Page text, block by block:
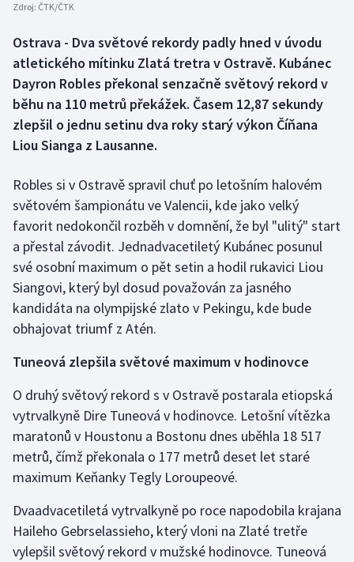
Biatlon
Boby a skeleton
Box
Curling
Florbal
Futsal
Gymnastika
Házená
Jezdectví
Judo
Krasobruslení
Lezení
Lyže a snowboard
Aplikace ČT sport
AZ kvíz
Zdroj: ČTK/ČTK
Ostrava - Dva světové rekordy padly hned v úvodu
atletického mítinku Zlatá tretra v Ostravě. Kubánec
Dayron Robles překonal senzačně světový rekord v
běhu na 110 metrů překážek. Časem 12,87 sekundy
zlepšil o jednu setinu dva roky starý výkon Číňana
Liou Sianga z Lausanne.
Robles si v Ostravě spravil chuť po letošním halovém
světovém šampionátu ve Valencii, kde jako velký
favorit nedokončil rozběh v domnění, že byl "ulitý" start
a přestal závodit. Jednadvacetiletý Kubánec posunul
své osobní maximum o pět setin a hodil rukavici Liou
Siangovi, který byl dosud považován za jasného
kandidáta na olympijské zlato v Pekingu, kde bude
obhajovat triumf z Atén.
Tuneová zlepšila světové maximum v hodinovce
O druhý světový rekord s v Ostravě postarala etiopská
vytrvalkyně Dire Tuneová v hodinovce. Letošní vítězka
maratonů v Houstonu a Bostonu dnes uběhla 18 517
metrů, čímž překonala o 177 metrů deset let staré
maximum Keňanky Tegly Loroupeové.
Dvaadvacetiletá vytrvalkyně po roce napodobila krajana
Haileho Gebrselassieho, který vloni na Zlaté tretře
vylepšil světový rekord v mužské hodinovce. Tuneová